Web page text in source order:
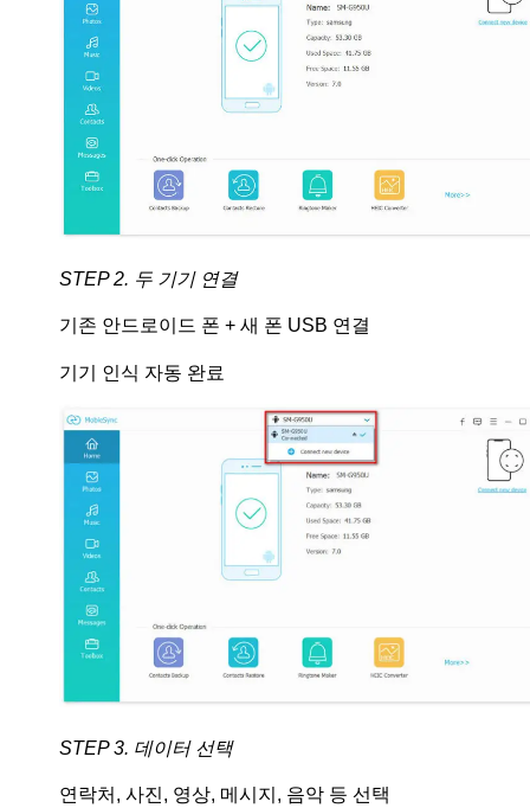
STEP 2. 두 기기 연결
기존 안드로이드 폰 + 새 폰 USB 연결
기기 인식 자동 완료
STEP 3. 데이터 선택
연락처, 사진, 영상, 메시지, 음악 등 선택